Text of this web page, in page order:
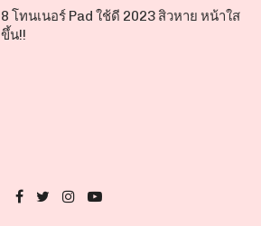
8 โทนเนอร์ Pad ใช้ดี 2023 สิวหาย หน้าใส
ขึ้น!!